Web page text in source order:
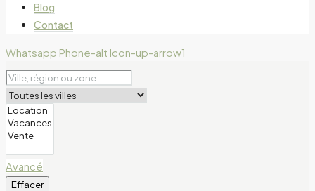
Blog
Contact
Whatsapp Phone-alt Icon-up-arrow1
Avancé
Effacer